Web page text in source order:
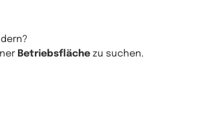
Betriebsfläche zu suchen.